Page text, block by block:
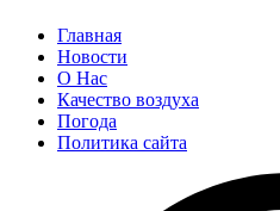
Главная
Новости
О Нас
Качество воздуха
Погода
Политика сайта